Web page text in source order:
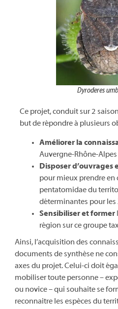
Dyroderes
Ce projet, conduit sur 2
but de répondre à plusieurs
Améliorer la
Auvergne-Rhône-Alpes
Disposer d’ouvrages
pour mieux prendre en
pentatomidae du
déterminantes pour
Sensibiliser et former
région sur ce groupe
Ainsi, l’acquisition des
documents de synthèse ne
axes du projet. Celui-ci doit
mobiliser toute personne –
ou novice – qui souhaite se
reconnaitre les espèces du